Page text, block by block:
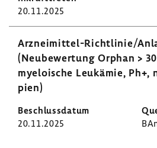
20.11.2025
Arzneimittel-​Richtlinie/
(Neube­wer­tung Orphan >
myeloi­sche Leuk­ämie,
pien)
20.11.2025